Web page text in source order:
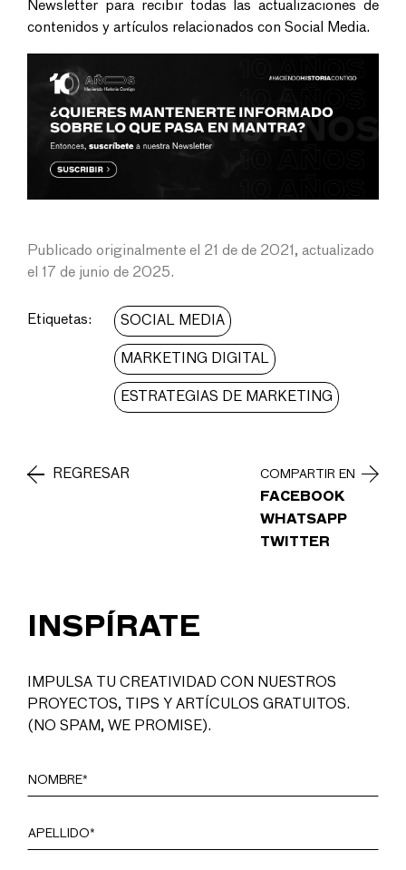
Newsletter para recibir todas las actualizaciones de
contenidos y artículos relacionados con Social Media.
Publicado originalmente el 21 de de 2021, actualizado
el 17 de junio de 2025.
Etiquetas: SOCIAL MEDIA
MARKETING DIGITAL
ESTRATEGIAS DE MARKETING
REGRESAR
COMPARTIR EN
FACEBOOK
WHATSAPP
TWITTER
INSPÍRATE
IMPULSA TU CREATIVIDAD CON NUESTROS
PROYECTOS, TIPS Y ARTÍCULOS GRATUITOS.
(NO SPAM, WE PROMISE).